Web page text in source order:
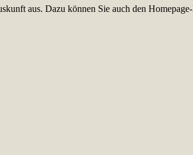
aus. Dazu können Sie auch den